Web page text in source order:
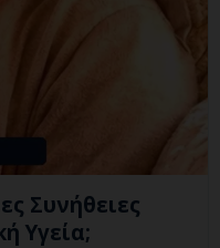
Συνήθειες
Υγεία;